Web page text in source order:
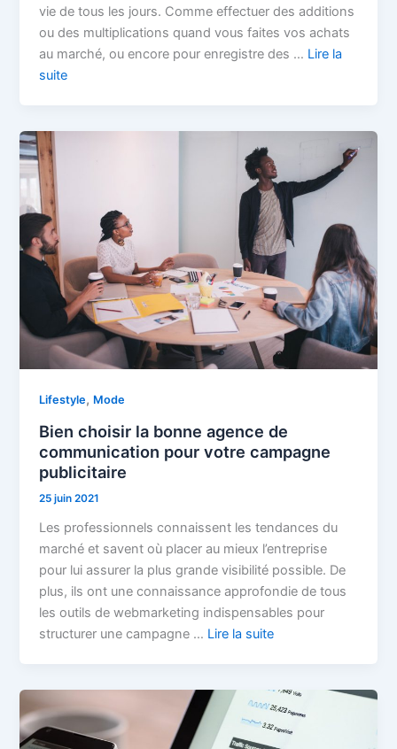
vie de tous les jours. Comme effectuer des additions
ou des multiplications quand vous faites vos achats
au marché, ou encore pour enregistre des … Lire la
suite
Lifestyle, Mode
Bien choisir la bonne agence de
communication pour votre campagne
publicitaire
25 juin 2021
Les professionnels connaissent les tendances du
marché et savent où placer au mieux l’entreprise
pour lui assurer la plus grande visibilité possible. De
plus, ils ont une connaissance approfondie de tous
les outils de webmarketing indispensables pour
structurer une campagne … Lire la suite